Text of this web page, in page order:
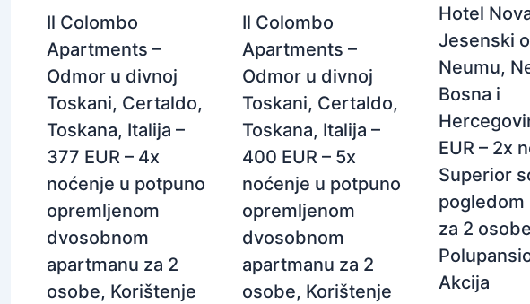
Il Colombo
Apartments –
Odmor u divnoj
Toskani, Certaldo,
Toskana, Italija –
377 EUR – 4x
noćenje u potpuno
opremljenom
dvosobnom
apartmanu za 2
osobe, Korištenje
Il Colombo
Apartments –
Odmor u divnoj
Toskani, Certaldo,
Toskana, Italija –
400 EUR – 5x
noćenje u potpuno
opremljenom
dvosobnom
apartmanu za 2
osobe, Korištenje
Hotel
Jesenski
Neumu,
Bosna i
EUR – 2x
Superior
pogledom
za 2
Akcija